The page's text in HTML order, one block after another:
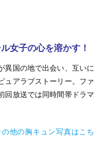
女子の心を溶かす！
異国の地で出会い、互いに
ュアラブストーリー。ファ
回放送では同時間帯ドラマ
他の胸キュン写真はこち